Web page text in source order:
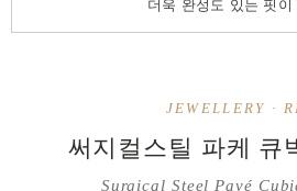
더욱 완성도 있는 핏이
JEWELLERY ·
써지컬스틸 파케 큐
Surgical Steel Pavé